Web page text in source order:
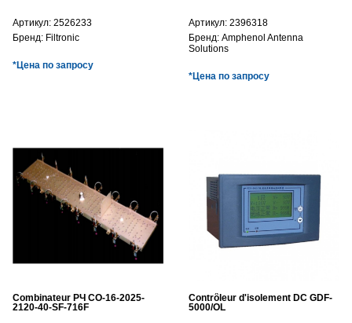
Артикул: 2526233
Бренд: Filtronic
*Цена по запросу
Артикул: 2396318
Бренд: Amphenol Antenna
Solutions
*Цена по запросу
Combinateur РЧ CO-16-2025-
2120-40-SF-716F
Contrôleur d'isolement DC GDF-
5000/OL